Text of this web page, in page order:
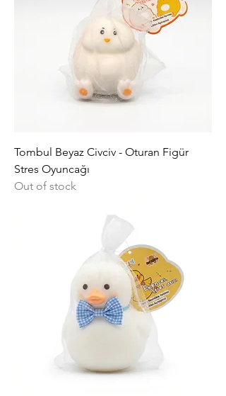
Tombul Beyaz Civciv - Oturan Figür
Stres Oyuncağı
Out of stock